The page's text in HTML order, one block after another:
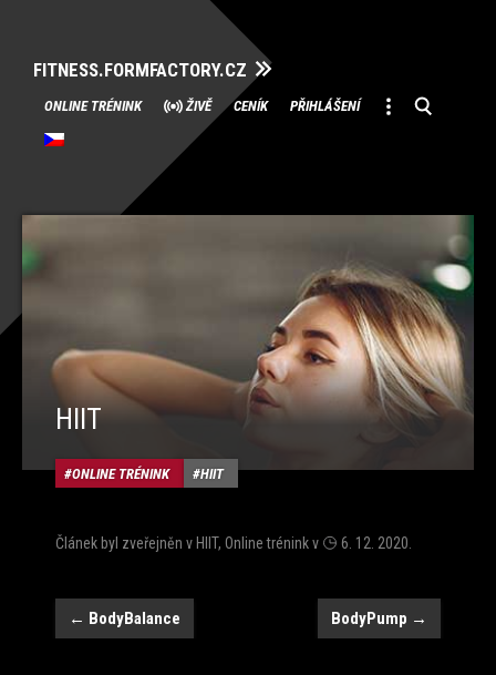
FITNESS.FORMFACTORY.CZ
Přeskočit
na
obsah
ONLINE TRÉNINK ŽIVĚ CENÍK PŘIHLÁŠENÍ
HIIT
ONLINE TRÉNINK HIIT
Článek byl zveřejněn vHIIT, Online tréninkv 6. 12. 2020
Navigace
← BodyBalance BodyPump →